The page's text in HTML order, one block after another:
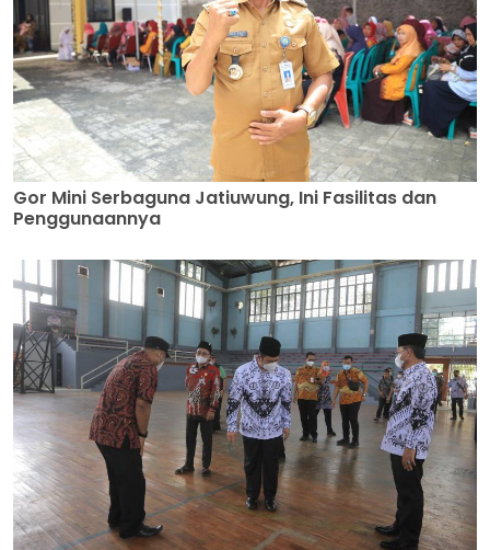
Gor Mini Serbaguna Jatiuwung, Ini Fasilitas dan
Penggunaannya